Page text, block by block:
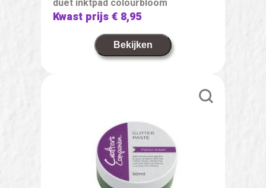
duet inktpad colourbloom
Kwast prijs€ 8,95
Bekijken